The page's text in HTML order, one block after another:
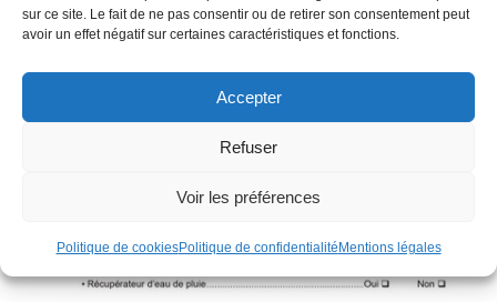
sur ce site. Le fait de ne pas consentir ou de retirer son consentement peut
avoir un effet négatif sur certaines caractéristiques et fonctions.
Accepter
Refuser
Voir les préférences
Politique de cookiesPolitique de confidentialité Mentions légales